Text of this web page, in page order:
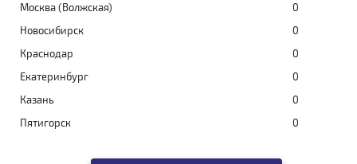
Москва (Волжская)
0
Новосибирск
0
Краснодар
0
Екатеринбург
0
Казань
0
Пятигорск
0